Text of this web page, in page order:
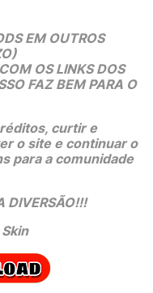
EM OUTROS
OS LINKS DOS
FAZ BEM PARA O
curtir e
o site e continuar o
para a comunidade
DIVERSÃO!!!